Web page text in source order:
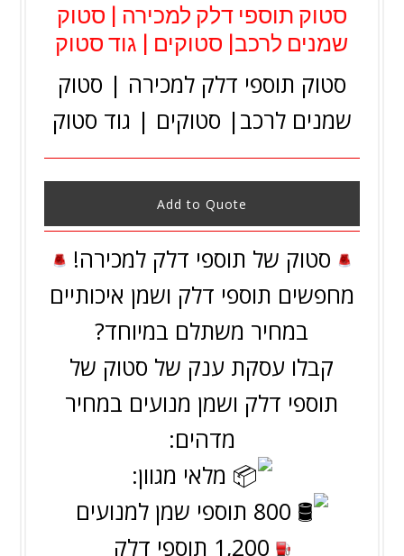
סטוק תוספי דלק למכירה | סטוק
שמנים לרכב| סטוקים | גוד סטוק
סטוק תוספי דלק למכירה | סטוק
שמנים לרכב| סטוקים | גוד סטוק
Add to Quote
סטוק של תוספי דלק למכירה!
מחפשים תוספי דלק ושמן איכותיים
במחיר משתלם במיוחד?
קבלו עסקת ענק של סטוק של
תוספי דלק ושמן מנועים במחיר
מדהים:
מלאי מגוון: